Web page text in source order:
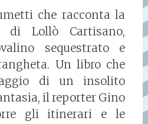
che racconta la
di Lollò Cartisano,
sequestrato e
Un libro che
di un insolito
il reporter Gino
gli itinerari e le